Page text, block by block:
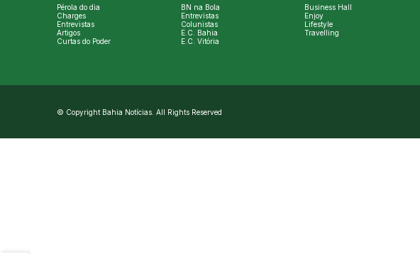
Pérola do dia
Charges
Entrevistas
Artigos
Curtas do Poder
BN na Bola
Entrevistas
Colunistas
E.C. Bahia
E.C. Vitória
Business Hall
Enjoy
Lifestyle
Travelling
© Copyright Bahia Notícias. All Rights Reserved